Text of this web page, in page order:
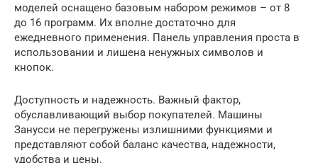
моделей оснащено базовым набором режимов – от 8
до 16 программ. Их вполне достаточно для
ежедневного применения. Панель управления проста в
использовании и лишена ненужных символов и
кнопок.
Доступность и надежность. Важный фактор,
обуславливающий выбор покупателей. Машины
Занусси не перегружены излишними функциями и
представляют собой баланс качества, надежности,
удобства и цены.